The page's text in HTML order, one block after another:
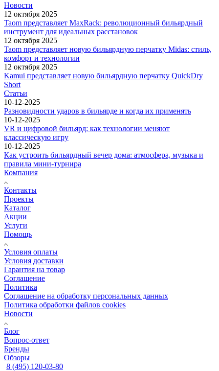
Новости
12 октября 2025
Taom представляет MaxRack: революционный бильярдный
инструмент для идеальных расстановок
12 октября 2025
Taom представляет новую бильярдную перчатку Midas: стиль,
комфорт и технологии
12 октября 2025
Kamui представляет новую бильярдную перчатку QuickDry
Short
Статьи
10-12-2025
Разновидности ударов в бильярде и когда их применять
10-12-2025
VR и цифровой бильярд: как технологии меняют
классическую игру
10-12-2025
Как устроить бильярдный вечер дома: атмосфера, музыка и
правила мини-турнира
Компания
Контакты
Проекты
Каталог
Акции
Услуги
Помощь
Условия оплаты
Условия доставки
Гарантия на товар
Соглашение
Политика
Соглашение на обработку персональных данных
Политика обработки файлов cookies
Новости
Блог
Вопрос-ответ
Бренды
Обзоры
8 (495) 120-03-80